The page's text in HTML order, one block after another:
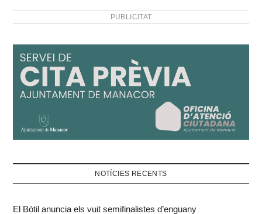
PUBLICITAT
NOTÍCIES RECENTS
El Bòtil anuncia els vuit semifinalistes d’enguany